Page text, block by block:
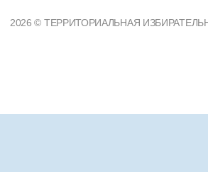
2026 © ТЕРРИТОРИАЛЬНАЯ